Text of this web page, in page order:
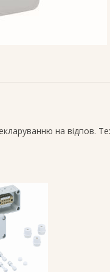
на відпов.